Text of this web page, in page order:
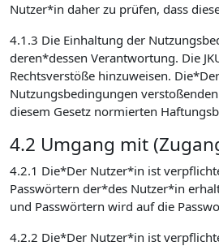
Nutzer*in daher zu prüfen, dass
4.1.3 Die Einhaltung der
deren*dessen Verantwortung. Die
Rechtsverstöße hinzuweisen.
Nutzungsbedingungen
diesem Gesetz normierten
4.2 Umgang mit
4.2.1 Die*Der Nutzer*in ist
Passwörtern der*des Nutzer*in
und Passwörtern wird auf die
4.2.2 Die*Der Nutzer*in ist